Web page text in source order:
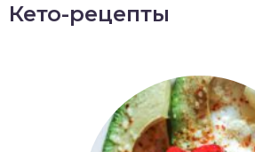
Кето-рецепты